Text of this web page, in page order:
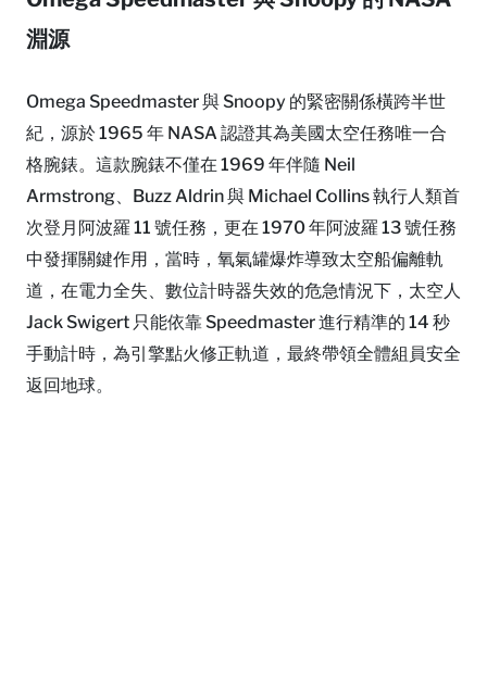
淵源
Omega Speedmaster 與 Snoopy 的緊密關係橫跨半世
紀，源於 1965 年 NASA 認證其為美國太空任務唯一合
格腕錶。這款腕錶不僅在 1969 年伴隨 Neil
Armstrong、Buzz Aldrin 與 Michael Collins 執行人類首
次登月阿波羅 11 號任務，更在 1970 年阿波羅 13 號任務
中發揮關鍵作用，當時，氧氣罐爆炸導致太空船偏離軌
道，在電力全失、數位計時器失效的危急情況下，太空人
Jack Swigert 只能依靠 Speedmaster 進行精準的 14 秒
手動計時，為引擎點火修正軌道，最終帶領全體組員安全
返回地球。